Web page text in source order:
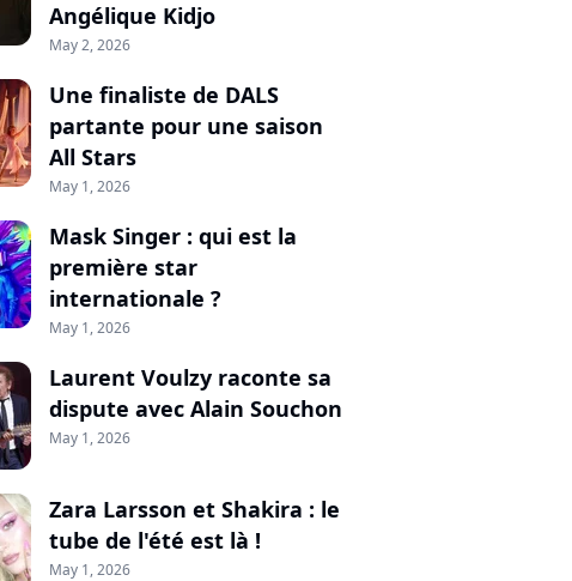
Angélique Kidjo
May 2, 2026
Une finaliste de DALS
partante pour une saison
All Stars
May 1, 2026
Mask Singer : qui est la
première star
internationale ?
May 1, 2026
Laurent Voulzy raconte sa
dispute avec Alain Souchon
May 1, 2026
Zara Larsson et Shakira : le
tube de l'été est là !
May 1, 2026